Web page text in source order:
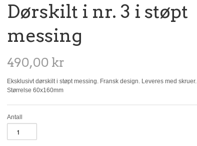
Dørskilt i nr. 3 i støpt
messing
490,00 kr
Eksklusivt dørskilt i støpt messing. Fransk design. Leveres med skruer.
Størrelse 60x160mm
Antall